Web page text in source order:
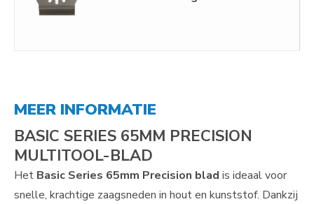
MEER INFORMATIE
BASIC SERIES 65MM PRECISION
MULTITOOL-BLAD
Het Basic Series 65mm Precision blad is ideaal voor
snelle, krachtige zaagsneden in hout en kunststof. Dankzij